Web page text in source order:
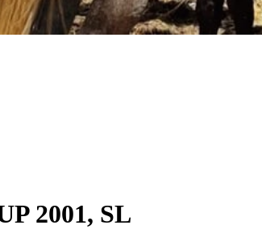
2001, SL